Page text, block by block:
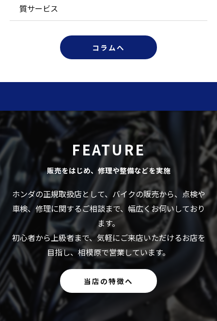
質サービス
コラムへ
販売をはじめ、修理や整備などを実施
FEATURE
ホンダの正規取扱店として、バイクの販売から、点検や
車検、修理に関するご相談まで、幅広くお伺いしており
ます。
初心者から上級者まで、気軽にご来店いただけるお店を
目指し、相模原で営業しています。
当店の特徴へ